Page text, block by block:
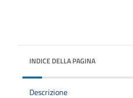
INDICE DELLA PAGINA
Descrizione